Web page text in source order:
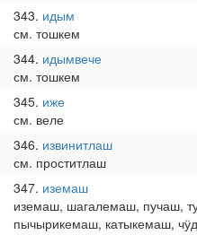
343 идым
см. тошкем
344 идымвече
см. тошкем
345 иже
см. веле
346 извинитлаш
см. проститлаш
347 иземаш
иземаш, шагалемаш, пучаш,
пычырикемаш, катыкемаш,